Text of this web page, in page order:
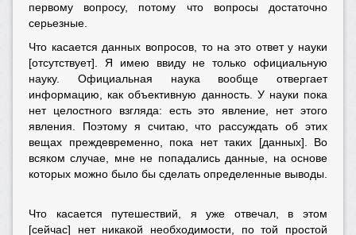
первому вопросу, потому что вопросы достаточно
серьезные.
Что касается данных вопросов, то на это ответ у науки
[отсутствует]. Я имею ввиду не только официальную
науку. Официальная наука вообще отвергает
информацию, как объективную данность. У науки пока
нет целостного взгляда: есть это явление, нет этого
явления. Поэтому я считаю, что рассуждать об этих
вещах преждевременно, пока нет таких [данных]. Во
всяком случае, мне не попадались данные, на основе
которых можно было бы сделать определенные выводы.
Что касается путешествий, я уже отвечал, в этом
[сейчас] нет никакой необходимости, по той простой